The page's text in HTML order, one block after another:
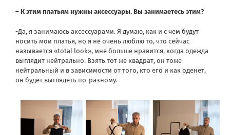
– К этим платьям нужны аксессуары. Вы занимаетесь этим?
-Да, я занимаюсь аксессуарами. Я думаю, как и с чем будут
носить мои платья, но я не очень люблю то, что сейчас
называется «total look», мне больше нравится, когда одежда
выглядит нейтрально. Взять тот же квадрат, он тоже
нейтральный и в зависимости от того, кто его и как оденет,
он будет выглядеть по-разному.